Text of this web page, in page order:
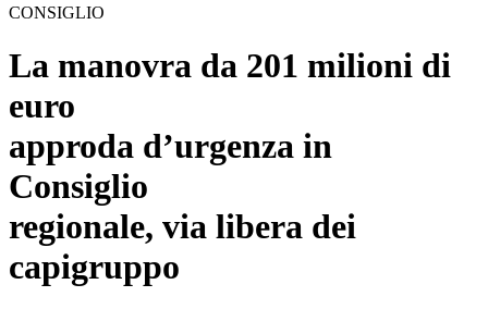
CONSIGLIO
La manovra da 201 milioni di
euro
approda d’urgenza in
Consiglio
regionale, via libera dei
capigruppo